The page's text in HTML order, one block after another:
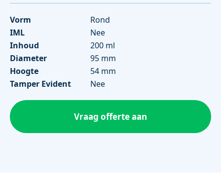
Vorm
Rond
IML
Nee
Inhoud
200 ml
Diameter
95 mm
Hoogte
54 mm
Tamper Evident
Nee
Vraag offerte aan